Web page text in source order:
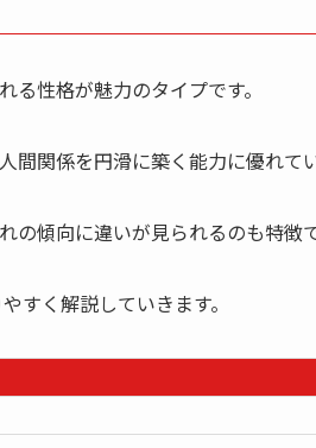
性格が魅力のタイプです。
間関係を円滑に築く能力に優れてい
の傾向に違いが見られるのも特徴で
すく解説していきます。